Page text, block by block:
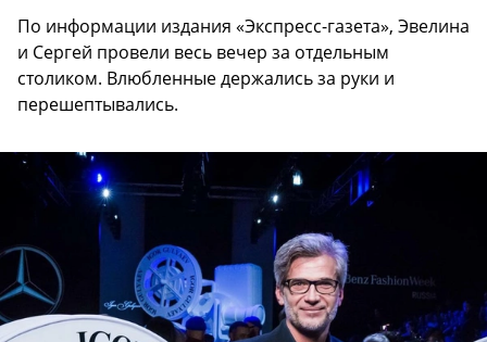
По информации издания «Экспресс-газета», Эвелина
и Сергей провели весь вечер за отдельным
столиком. Влюбленные держались за руки и
перешептывались.